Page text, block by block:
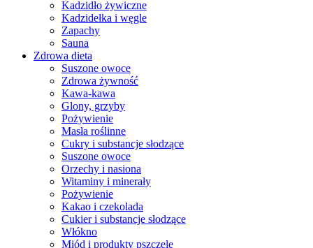
Kadzidło żywiczne
Kadzidełka i węgle
Zapachy
Sauna
Zdrowa dieta
Suszone owoce
Zdrowa żywność
Kawa-kawa
Glony, grzyby
Pożywienie
Masła roślinne
Cukry i substancje słodzące
Suszone owoce
Orzechy i nasiona
Witaminy i minerały
Pożywienie
Kakao i czekolada
Cukier i substancje słodzące
Włókno
Miód i produkty pszczele